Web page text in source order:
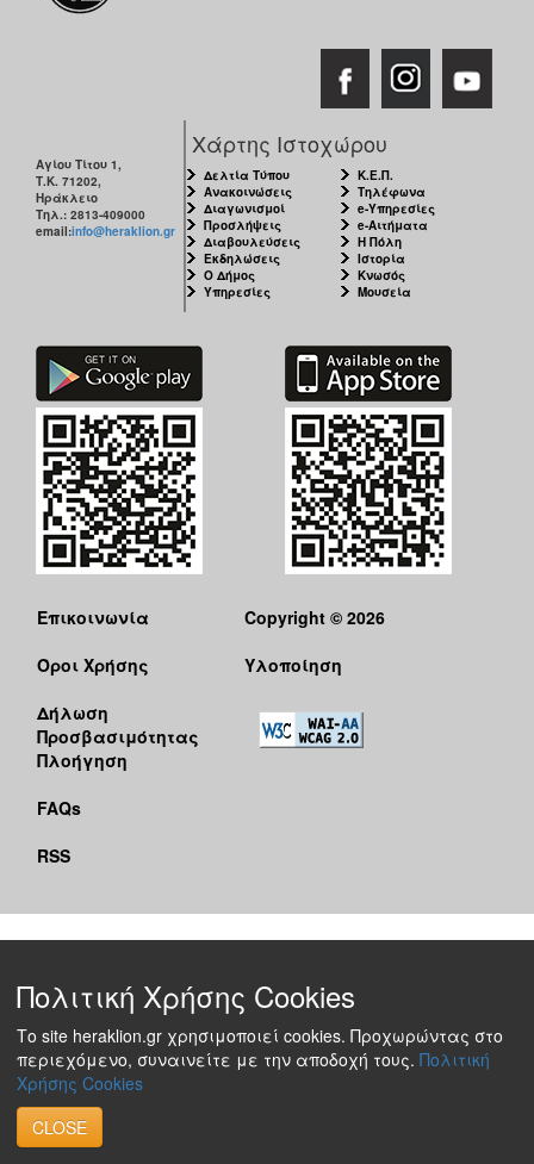
ΤΟΠΟΣ
ΜΑΣΑγίου Τίτου 1,
Τ.Κ. 71202,
Ηράκλειο
Τηλ.: 2813-409000
email:info@heraklion.gr
Χάρτης Ιστοχώρου
Δελτία Τύπου
Ανακοινώσεις
Διαγωνισμοί
Προσλήψεις
Διαβουλεύσεις
Εκδηλώσεις
Ο Δήμος
Υπηρεσίες
Κ.Ε.Π.
Τηλέφωνα
e-Υπηρεσίες
e-Αιτήματα
Η Πόλη
Ιστορία
Κνωσός
Μουσεία
Επικοινωνία
Όροι Χρήσης
Δήλωση
Προσβασιμότητας
Πλοήγηση
FAQs
RSS
Copyright © 2026
Υλοποίηση
Πολιτική Χρήσης Cookies
Το site heraklion.gr χρησιμοποιεί cookies. Προχωρώντας στο
περιεχόμενο, συναινείτε με την αποδοχή τους. Πολιτική
Χρήσης Cookies
CLOSE